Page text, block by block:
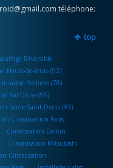
téléphone:
top
Réversible
Hauts-de-seine (92)
Yvelines (78)
Val-D’oise (95)
Seine-Saint-Denis (93)
Climatisation Paris
Climatisation Daikin
Climatisation Mitsubishi
Climatisation